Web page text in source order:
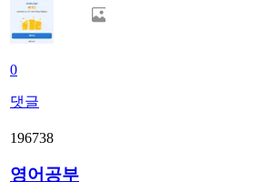
0
댓글
196738
영어공부